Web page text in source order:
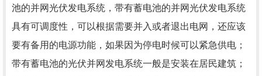
池的并网光伏发电系统，带有蓄电池的并网光伏发电系统
具有可调度性，可以根据需要并入或者退出电网，还应该
要有备用的电源功能，如果因为停电时候可以紧急供电；
带有蓄电池的光伏并网发电系统一般是安装在居民建筑；